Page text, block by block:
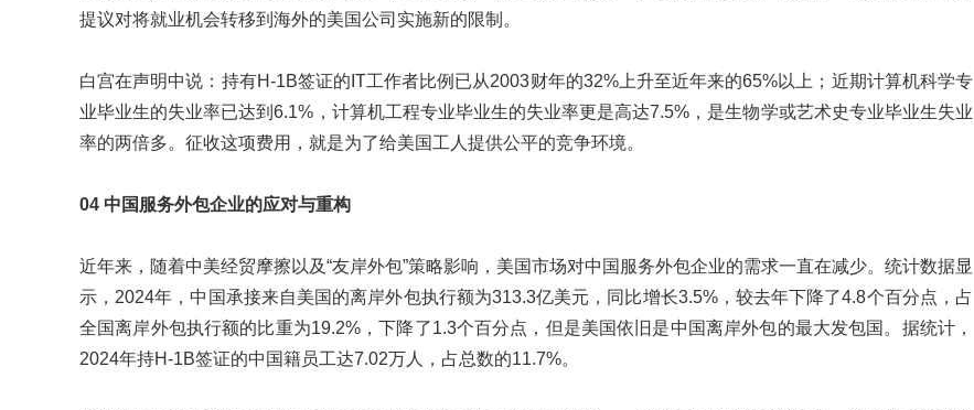
提议对将就业机会转移到海外的美国公司实施新的限制。
白宫在声明中说：持有H-1B签证的IT工作者比例已从2003财年的32%上升至近年来的65%以上；近期计算机科学专
业毕业生的失业率已达到6.1%，计算机工程专业毕业生的失业率更是高达7.5%，是生物学或艺术史专业毕业生失业
率的两倍多。征收这项费用，就是为了给美国工人提供公平的竞争环境。
04 中国服务外包企业的应对与重构
近年来，随着中美经贸摩擦以及“友岸外包”策略影响，美国市场对中国服务外包企业的需求一直在减少。统计数据显
示，2024年，中国承接来自美国的离岸外包执行额为313.3亿美元，同比增长3.5%，较去年下降了4.8个百分点，占
全国离岸外包执行额的比重为19.2%，下降了1.3个百分点，但是美国依旧是中国离岸外包的最大发包国。据统计，
2024年持H-1B签证的中国籍员工达7.02万人，占总数的11.7%。